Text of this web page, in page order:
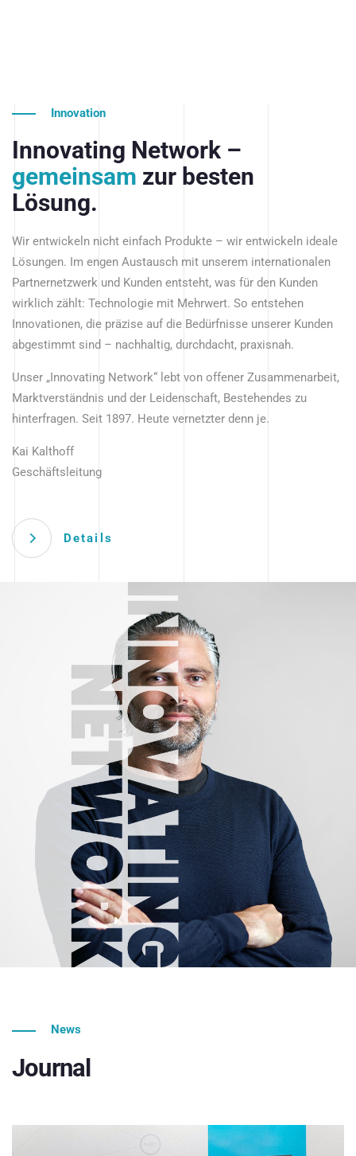
Innovation
Innovating Network –
gemeinsam zur besten
Lösung.
Wir entwickeln nicht einfach Produkte – wir entwickeln ideale
Lösungen. Im engen Austausch mit unserem internationalen
Partnernetzwerk und Kunden entsteht, was für den Kunden
wirklich zählt: Technologie mit Mehrwert. So entstehen
Innovationen, die präzise auf die Bedürfnisse unserer Kunden
abgestimmt sind – nachhaltig, durchdacht, praxisnah.
Unser „Innovating Network“ lebt von offener Zusammenarbeit,
Marktverständnis und der Leidenschaft, Bestehendes zu
hinterfragen. Seit 1897. Heute vernetzter denn je.
Kai Kalthoff
Geschäftsleitung
Details
News
Journal